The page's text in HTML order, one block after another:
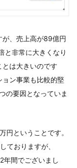
が、売上高が89億円
と非常に大きくなり
は大きいのです
ン事業も比較的堅
の要因となっていま
円ということです。
ておりますが、
年間でございまし